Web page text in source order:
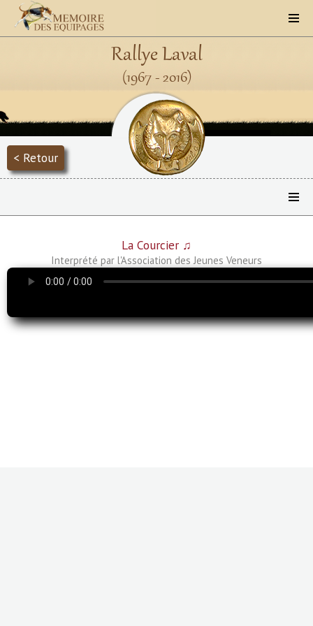
Rallye Laval
(1967 - 2016)
< Retour
La Courcier ♫
Interprété par l'Association des Jeunes Veneurs